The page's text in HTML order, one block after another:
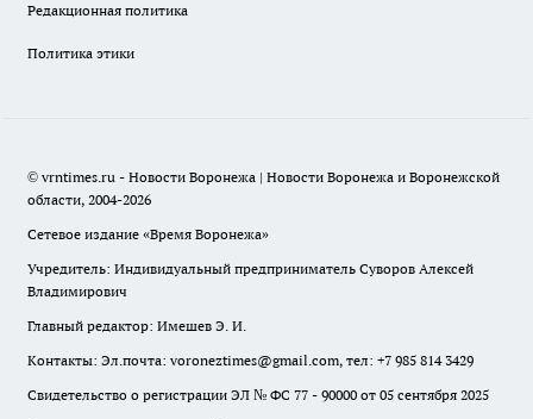
Редакционная политика
Политика этики
© vrntimes.ru - Новости Воронежа | Новости Воронежа и Воронежской
области, 2004-2026
Сетевое издание «Время Воронежа»
Учредитель: Индивидуальный предприниматель Суворов Алексей
Владимирович
Главный редактор: Имешев Э. И.
Контакты: Эл.почта: voroneztimes@gmail.com, тел: +7 985 814 3429
Свидетельство о регистрации ЭЛ № ФС 77 - 90000 от 05 сентября 2025